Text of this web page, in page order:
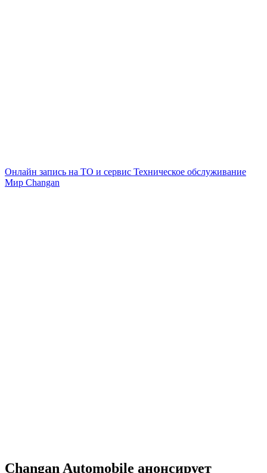
Онлайн запись на ТО и сервис Техническое обслуживание
Мир Changan
Changan Automobile анонсирует